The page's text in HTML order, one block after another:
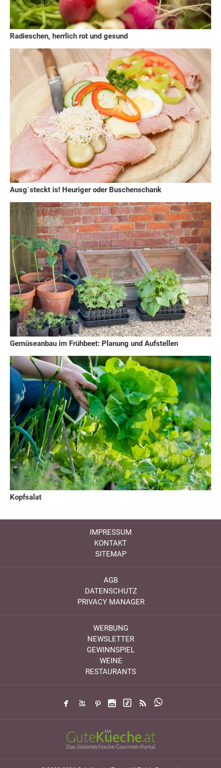
Radieschen, herrlich rot und gesund
Ausg`steckt is! Heuriger oder Buschenschank
Gemüseanbau im Frühbeet: Planung und Aufstellen
Kopfsalat
IMPRESSUM
KONTAKT
SITEMAP
AGB
DATENSCHUTZ
PRIVACY MANAGER
WERBUNG
NEWSLETTER
GEWINNSPIEL
WEINE
RESTAURANTS